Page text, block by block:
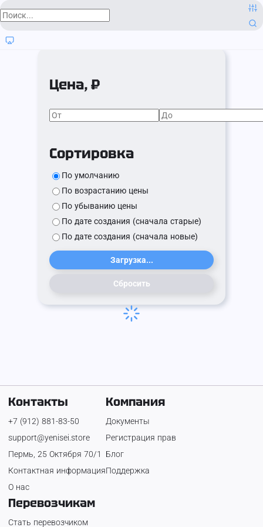
Цена, ₽
Сортировка
По умолчанию
По возрастанию цены
По убыванию цены
По дате создания (сначала старые)
По дате создания (сначала новые)
Загрузка...
Сбросить
Контакты
+7 (912) 881-83-50
support@yenisei.store
Пермь, 25 Октября 70/1
Контактная информация
О нас
Компания
Документы
Регистрация прав
Блог
Поддержка
Перевозчикам
Стать перевозчиком